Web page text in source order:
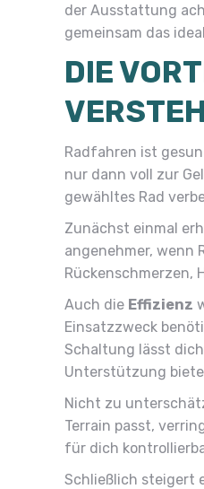
der Ausstattung
gemeinsam das
DIE
Radfahren ist
nur dann voll zur
gewähltes Rad
Zunächst einmal
angenehmer, wenn
Rückenschmerzen,
Auch die Effizienz
Einsatzzweck
Schaltung lässt
Unterstützung
Nicht zu
Terrain passt,
für dich
Schließlich steigert